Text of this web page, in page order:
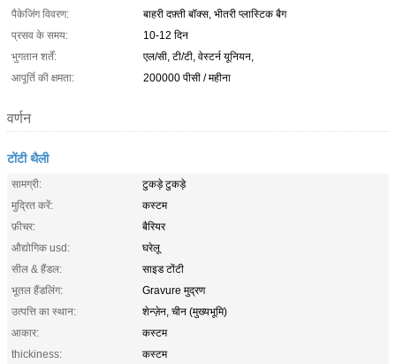
पैकेजिंग विवरण:
बाहरी दफ़्ती बॉक्स, भीतरी प्लास्टिक बैग
प्रसव के समय:
10-12 दिन
भुगतान शर्तें:
एल/सी, टी/टी, वेस्टर्न यूनियन,
आपूर्ति की क्षमता:
200000 पीसी / महीना
वर्णन
टोंटी थैली
सामग्री:
टुकड़े टुकड़े
मुद्रित करें:
कस्टम
फ़ीचर:
बैरियर
औद्योगिक usd:
घरेलू
सील & हैंडल:
साइड टोंटी
भूतल हैंडलिंग:
Gravure मुद्रण
उत्पत्ति का स्थान:
शेन्ज़ेन, चीन (मुख्यभूमि)
आकार:
कस्टम
thickiness:
कस्टम